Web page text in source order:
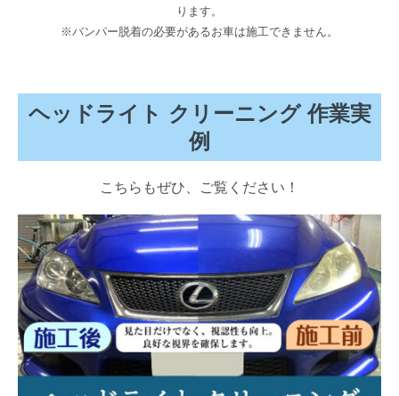
ります。
※バンパー脱着の必要があるお車は施工できません。
ヘッドライト クリーニング 作業実
例
こちらもぜひ、ご覧ください！